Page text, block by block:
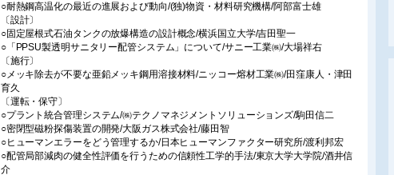
○耐熱鋼高温化の最近の進展および動向/(独)物資・材料研究機構/阿部富士雄
〔設計〕
○固定屋根式石油タンクの放爆構造の設計概念/横浜国立大学/吉田聖一
○「PPSU製透明サニタリー配管システム」について/サニー工業㈱/大場祥右
〔施行〕
○メッキ除去が不要な亜鉛メッキ鋼用溶接材料/ニッコー熔材工業㈱/田窪康人・津田
育久
〔運転・保守〕
○プラント統合管理システム/㈱テクノマネジメントソリューションズ/駒田信二
○密閉型磁粉探傷装置の開発/大阪ガス株式会社/藤田智
○ヒューマンエラーをどう管理するか/日本ヒューマンファクター研究所/渡利邦宏
○配管局部減肉の健全性評価を行うための信頼性工学的手法/東京大学大学院/酒井信
介